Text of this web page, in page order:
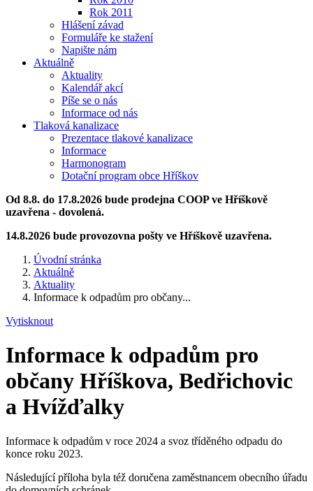
Rok 2011
Hlášení závad
Formuláře ke stažení
Napište nám
Aktuálně
Aktuality
Kalendář akcí
Píše se o nás
Informace od nás
Tlaková kanalizace
Prezentace tlakové kanalizace
Informace
Harmonogram
Dotační program obce Hříškov
Od 8.8. do 17.8.2026 bude prodejna COOP ve Hříškově
uzavřena - dovolená.
14.8.2026 bude provozovna pošty ve Hříškově uzavřena.
Úvodní stránka
Aktuálně
Aktuality
Informace k odpadům pro občany...
Vytisknout
Informace k odpadům pro
občany Hříškova, Bedřichovic
a Hvížďalky
Informace k odpadům v roce 2024 a svoz tříděného odpadu do
konce roku 2023.
Následující příloha byla též doručena zaměstnancem obecního úřadu